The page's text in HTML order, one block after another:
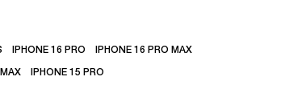
IPHONE 16 PRO IPHONE 16 PRO MAX
IPHONE 15 PRO